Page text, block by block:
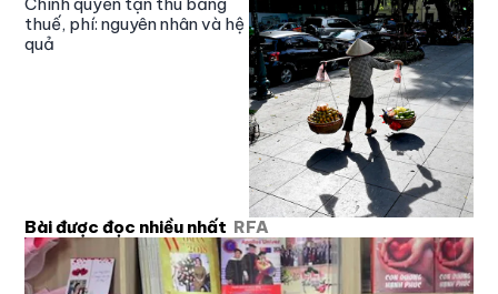
thuế, phí: nguyên nhân và hệ
quả
Bài được đọc nhiều nhất RFA